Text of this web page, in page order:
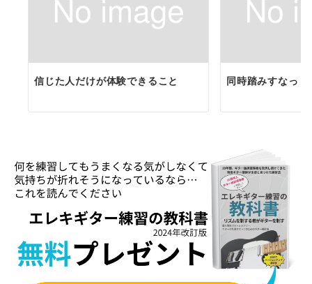
信じた人だけが体験できること 同時踏みすなっ